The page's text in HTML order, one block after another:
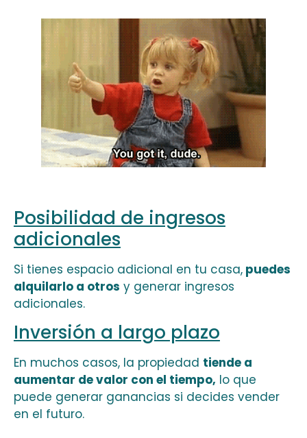
Posibilidad de ingresos
adicionales
Si tienes espacio adicional en tu casa,puedes
alquilarlo a otros y generar ingresos
adicionales.
Inversión a largo plazo
En muchos casos, la propiedad tiende a
aumentar de valor con el tiempo, lo que
puede generar ganancias si decides vender
en el futuro.